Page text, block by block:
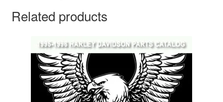
Related products